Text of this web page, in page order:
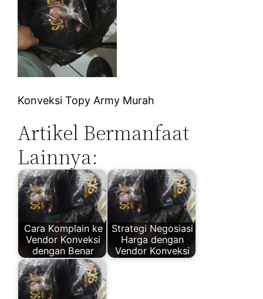
Konveksi Topy Army Murah
Artikel Bermanfaat
Lainnya:
Cara Komplain ke
Vendor Konveksi
dengan Benar
Strategi Negosiasi
Harga dengan
Vendor Konveksi